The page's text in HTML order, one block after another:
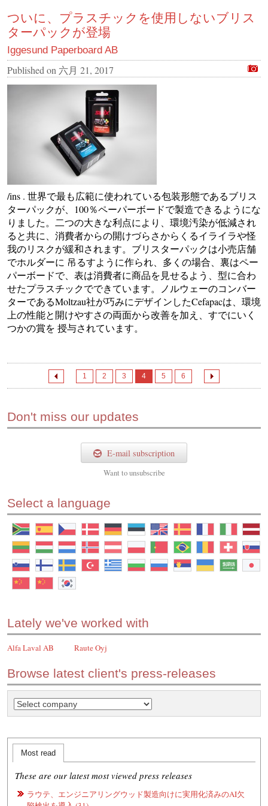
ついに、プラスチックを使用しないブリス
ターパックが登場
Iggesund Paperboard AB
Published on 六月 21, 2017
/ins . 世界で最も広範に使われている包装形態であるブリス
ターパックが、100％ペーパーボードで製造できるようにな
りました。二つの大きな利点により、環境汚染が低減され
ると共に、消費者からの開けづらさからくるイライラや怪
我のリスクが緩和されます。ブリスターパックは小売店舗
でホルダーに 吊るすように作られ、多くの場合、裏はペー
パーボードで、表は消費者に商品を見せるよう、型に合わ
せたプラスチックでできています。ノルウェーのコンバー
ターであるMoltzau社が巧みにデザインしたCefapacは、環境
上の性能と開けやすさの両面から改善を加え、すでにいく
つかの賞を 授与されています。
1 2 3 4 5 6
Don't miss our updates
E-mail subscription
Want tounsubscribe
Select a language
Lately we've worked with
Alfa Laval AB Raute Oyj
Browse latest client's press-releases
Most read
These are our latest most viewed press releases
ラウテ、エンジニアリングウッド製造向けに実用化済みのAI欠